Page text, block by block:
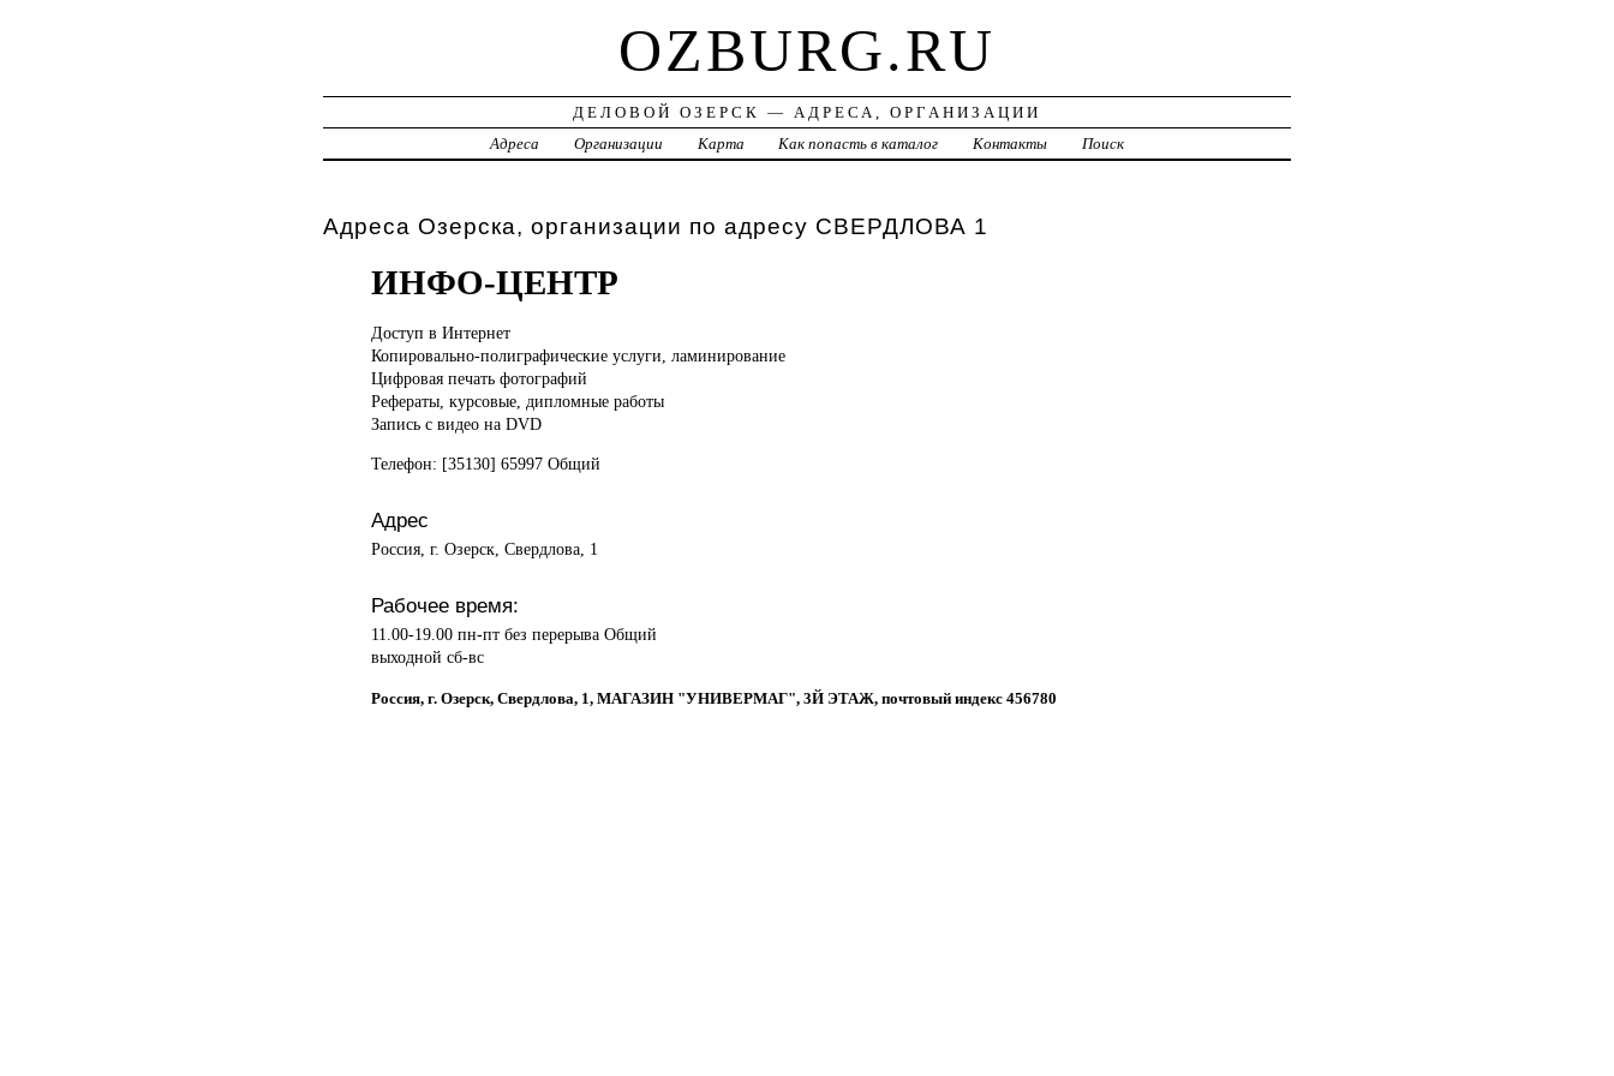
OZBURG.RU
ДЕЛОВОЙ ОЗЕРСК — АДРЕСА, ОРГАНИЗАЦИИ
Адреса
Организации Карта Как попасть в каталог Контакты Поиск
Адреса Озерска, организации по адресу СВЕРДЛОВА 1
ИНФО-ЦЕНТР
Доступ в Интернет
Копировально-полиграфические услуги, ламинирование
Цифровая печать фотографий
Рефераты, курсовые, дипломные работы
Запись с видео на DVD
Телефон: [35130] 65997 Общий
Адрес
Россия, г. Озерск, Свердлова, 1
Рабочее время:
11.00-19.00 пн-пт без перерыва Общий
выходной сб-вс
Россия, г. Озерск, Свердлова, 1, МАГАЗИН "УНИВЕРМАГ", 3Й ЭТАЖ, почтовый индекс 456780